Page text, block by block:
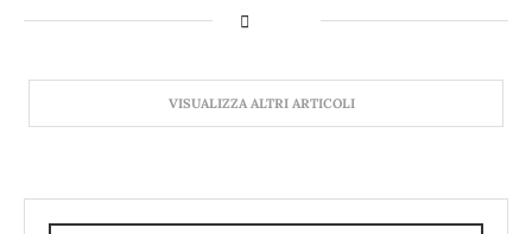
VISUALIZZA ALTRI ARTICOLI